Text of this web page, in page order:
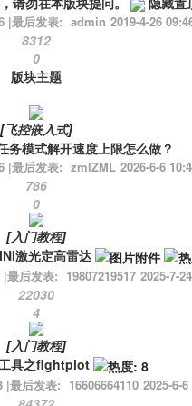
|最后发表: admin 2019-4-26
8312
0
版块主题
[飞控嵌入式]
务模式解开速度上限怎么做？
|最后发表: zmlZML 2026-6-6
786
0
[入门教程]
激光定高雷达
|最后发表: 19807219517 2025-7-
22030
4
[入门教程]
具之flghtplot
|最后发表: 16606664110 2025-6-